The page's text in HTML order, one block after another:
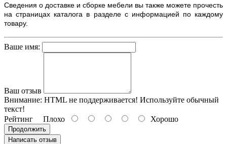
Сведения о доставке и сборке мебели вы также можете прочесть
на страницах каталога в разделе с информацией по каждому
товару.
Ваше имя:
Ваш отзыв
Внимание: HTML не поддерживается! Используйте обычный
текст!
Рейтинг Плохо Хорошо
Продолжить
Написать отзыв